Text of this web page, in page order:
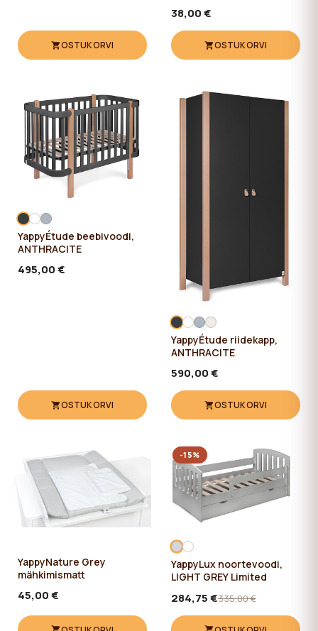
OSTUKORVI
38,00 €
OSTUKORVI
YappyÉtude beebivoodi,
ANTHRACITE
495,00 €
OSTUKORVI
YappyÉtude riidekapp,
ANTHRACITE
590,00 €
OSTUKORVI
YappyNature Grey
mähkimismatt
45,00 €
YappyLux noortevoodi,
LIGHT GREY Limited
284,75 €335,00 €
-15%